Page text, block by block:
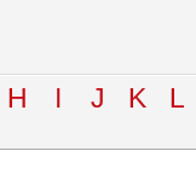
H I J K L